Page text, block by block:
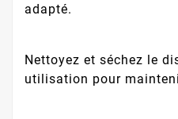
adapté.
Nettoyez et séchez le
utilisation pour